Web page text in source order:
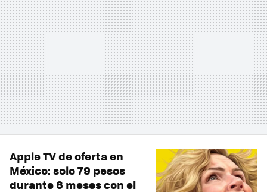
Apple TV de oferta en
México: solo 79 pesos
durante 6 meses con el